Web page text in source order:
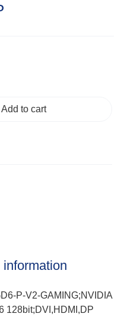
Add to cart
P-V2-GAMING;NVIDIA
128bit;DVI,HDMI,DP